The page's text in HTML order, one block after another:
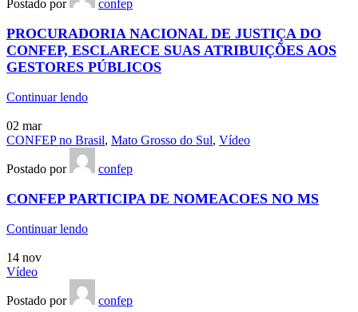
Postado por confep
PROCURADORIA NACIONAL DE JUSTIÇA DO
CONFEP, ESCLARECE SUAS ATRIBUIÇÕES AOS
GESTORES PÚBLICOS
Continuar lendo
02 mar
CONFEP no Brasil, Mato Grosso do Sul, Vídeo
Postado por confep
CONFEP PARTICIPA DE NOMEACOES NO MS
Continuar lendo
14 nov
Vídeo
Postado por confep